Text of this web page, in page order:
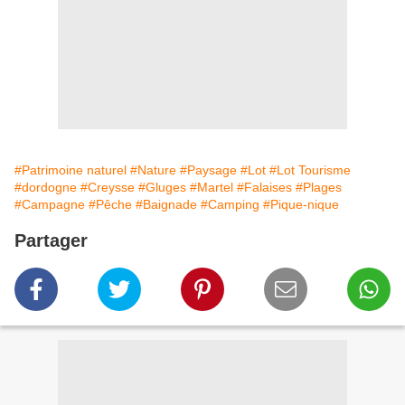
#Patrimoine naturel #Nature #Paysage #Lot #Lot Tourisme
#dordogne #Creysse #Gluges #Martel #Falaises #Plages
#Campagne #Pêche #Baignade #Camping #Pique-nique
Partager